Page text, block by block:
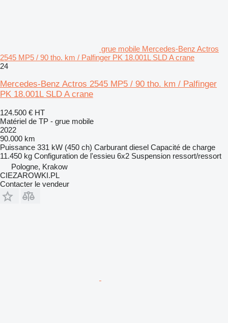
grue mobile Mercedes-Benz Actros
2545 MP5 / 90 tho. km / Palfinger PK 18.001L SLD A crane
24
Mercedes-Benz Actros 2545 MP5 / 90 tho. km / Palfinger
PK 18.001L SLD A crane
124.500 € HT
Matériel de TP - grue mobile
2022
90.000 km
Puissance 331 kW (450 ch) Carburant diesel Capacité de charge
11.450 kg Configuration de l'essieu 6x2 Suspension ressort/ressort
Pologne, Krakow
CIEZAROWKI.PL
Contacter le vendeur